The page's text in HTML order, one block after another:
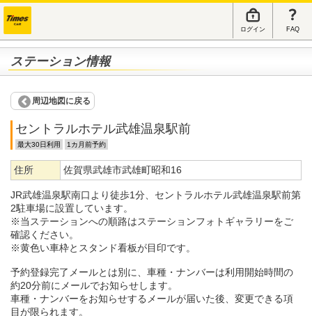
ログイン FAQ
ステーション情報
周辺地図に戻る
セントラルホテル武雄温泉駅前
最大30日利用 1カ月前予約
住所 佐賀県武雄市武雄町昭和16
JR武雄温泉駅南口より徒歩1分、セントラルホテル武雄温泉駅前第
2駐車場に設置しています。
※当ステーションへの順路はステーションフォトギャラリーをご
確認ください。
※黄色い車枠とスタンド看板が目印です。
予約登録完了メールとは別に、車種・ナンバーは利用開始時間の
約20分前にメールでお知らせします。
車種・ナンバーをお知らせするメールが届いた後、変更できる項
目が限られます。